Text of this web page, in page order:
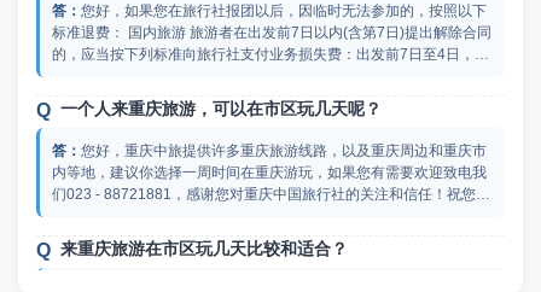
您好，如果您在旅行社报团以后，因临时无法参加的，按照以下
标准退费： 国内旅游 旅游者在出发前7日以内(含第7日)提出解除合同
的，应当按下列标准向旅行社支付业务损失费：出发前7日至4日，支
发当日，支付旅游费用总额80%。出境旅游 旅游者在出发前30日内
（含第30日）提出解除合同的，应当按下列标准向旅行社支付业务损
失费：出发前30日至15日，按旅游费用总额5%； 出发前14日至7
日，按旅游费用总额15%； 出发前6日至4日，按旅游费用总额7
0%； 出发前3日至1日，按旅游费用总额85%； 出发当日，按旅游费
用总额90%； 如按上述比例支付的业务损失费不足以赔偿旅行社的实
超过旅游费用总额。 我们建议您合理安排时间，尽量避免这种情况，
一个人来重庆旅游，可以在市区玩几天呢？
您好，重庆中旅提供许多重庆旅游线路，以及重庆周边和重庆市
内等地，建议你选择一周时间在重庆游玩，如果您有需要欢迎致电我
们023 - 88721881，感谢您对重庆中国旅行社的关注和信任！祝您生
来重庆旅游在市区玩几天比较和适合？